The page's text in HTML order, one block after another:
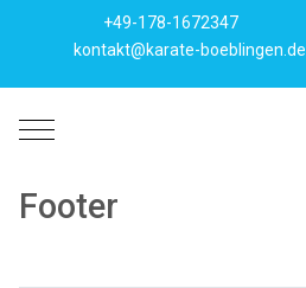
+49-178-1672347
kontakt@karate-boeblingen.de
Mobile Menu Toggle
Footer